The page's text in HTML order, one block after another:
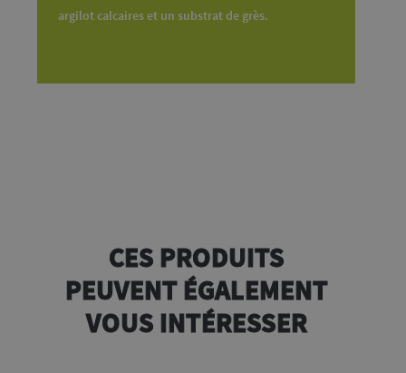
argilot calcaires et un substrat de grès.
CES PRODUITS
PEUVENT ÉGALEMENT
VOUS INTÉRESSER